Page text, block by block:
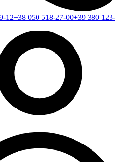
12+38 050 518-27-00+39 380 123-